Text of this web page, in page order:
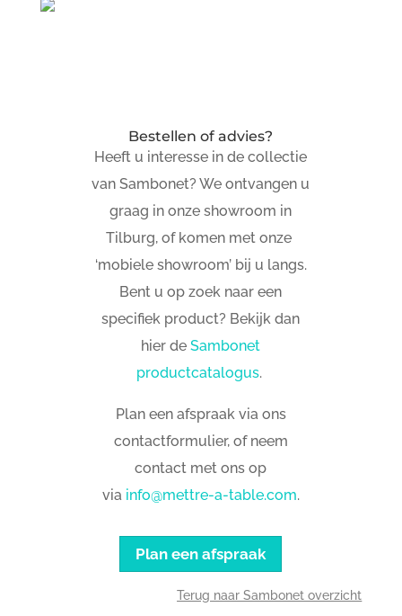
Bestellen of advies?
Heeft u interesse in de collectie
van Sambonet? We ontvangen u
graag in onze showroom in
Tilburg, of komen met onze
‘mobiele showroom’ bij u langs.
Bent u op zoek naar een
specifiek product? Bekijk dan
hier deSambonet
productcatalogus.
Plan een afspraak via ons
contactformulier, of neem
contact met ons op
via info@mettre-a-table.com.
Plan een afspraak
Terug naar Sambonet overzicht